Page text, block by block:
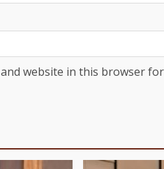
and website in this browser